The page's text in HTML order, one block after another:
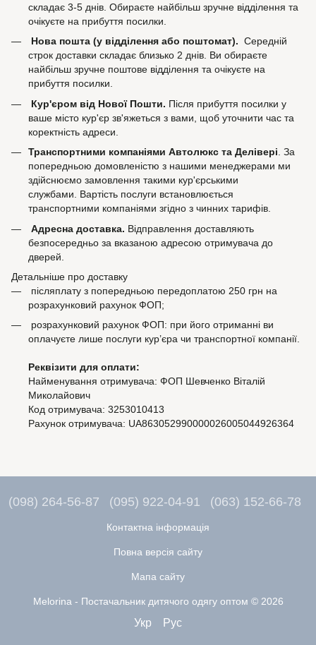
складає 3-5 днів. Обираєте найбільш зручне відділення та
очікуєте на прибуття посилки.
Нова пошта (у відділення або поштомат). Середній
строк доставки складає близько 2 днів. Ви обираєте
найбільш зручне поштове відділення та очікуєте на
прибуття посилки.
Кур'єром від Нової Пошти. Після прибуття посилки у
ваше місто кур'єр зв'яжеться з вами, щоб уточнити час та
коректність адреси.
Транспортними компаніями Автолюкс та Делівері . За
попередньою домовленістю з нашими менеджерами ми
здійснюємо замовлення такими кур'єрськими
службами. Вартість послуги встановлюється
транспортними компаніями згідно з чинних тарифів.
Адресна доставка. Відправлення доставляють
безпосередньо за вказаною адресою отримувача до
дверей.
Детальніше про доставку
післяплату з попередньою передоплатою 250 грн на
розрахунковий рахунок ФОП;
розрахунковий рахунок ФОП: при його отриманні ви
оплачуєте лише послуги кур’єра чи транспортної компанії.
Реквізити для оплати:
Найменування отримувача: ФОП Шевченко Віталій
Миколайович
Код отримувача: 3253010413
Рахунок отримувача: UA863052990000026005044926364
(098) 264-56-87 (095) 922-04-91 (063) 152-66-78
Контактна інформація
Повна версія сайту
Мапа сайту
Melorina - Постачальник дитячого одягу оптом © 2026
Укр Рус